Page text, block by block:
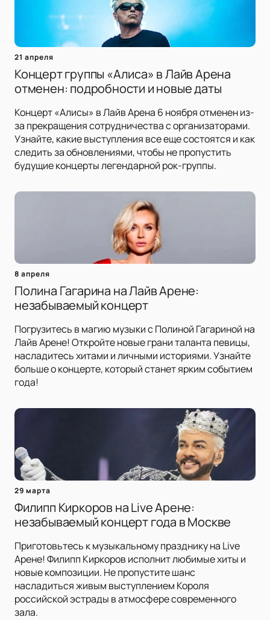
21 апреля
Концерт группы «Алиса» в Лайв Арена
отменен: подробности и новые даты
Концерт «Алисы» в Лайв Арена 6 ноября отменен из-
за прекращения сотрудничества с организаторами.
Узнайте, какие выступления все еще состоятся и как
следить за обновлениями, чтобы не пропустить
будущие концерты легендарной рок-группы.
8 апреля
Полина Гагарина на Лайв Арене:
незабываемый концерт
Погрузитесь в магию музыки с Полиной Гагариной на
Лайв Арене! Откройте новые грани таланта певицы,
насладитесь хитами и личными историями. Узнайте
больше о концерте, который станет ярким событием
года!
29 марта
Филипп Киркоров на Live Арене:
незабываемый концерт года в Москве
Приготовьтесь к музыкальному празднику на Live
Арене! Филипп Киркоров исполнит любимые хиты и
новые композиции. Не пропустите шанс
насладиться живым выступлением Короля
российской эстрады в атмосфере современного
зала.